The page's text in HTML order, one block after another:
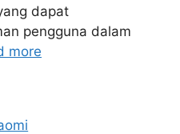
dapat
pengguna dalam
more